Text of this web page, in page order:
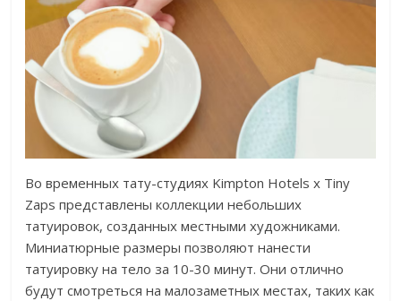
Во временных тату-студиях Kimpton Hotels x Tiny
Zaps представлены коллекции небольших
татуировок, созданных местными художниками.
Миниатюрные размеры позволяют нанести
татуировку на тело за 10-30 минут. Они отлично
будут смотреться на малозаметных местах, таких как